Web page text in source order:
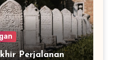
Perjalanan